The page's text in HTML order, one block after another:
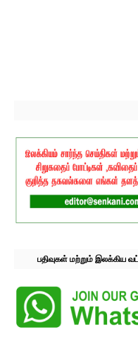
பதிவுகள் மற்றும் இலக்கிய